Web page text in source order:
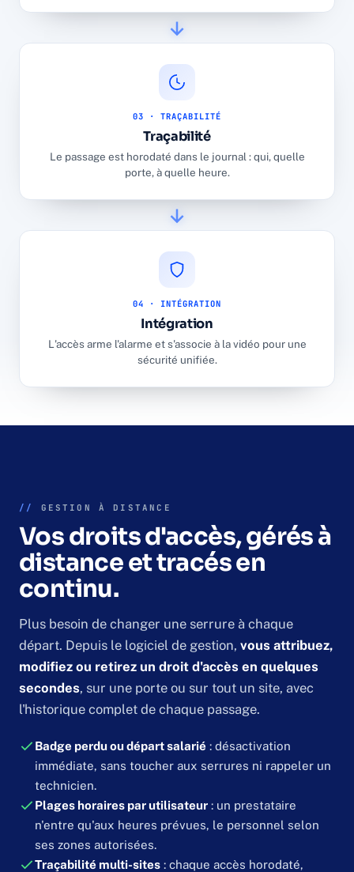
03 · TRAÇABILITÉ
Traçabilité
Le passage est horodaté dans le journal : qui, quelle
porte, à quelle heure.
04 · INTÉGRATION
Intégration
L'accès arme l'alarme et s'associe à la vidéo pour une
sécurité unifiée.
// GESTION À DISTANCE
Vos droits d'accès, gérés à
distance et tracés en
continu.
Plus besoin de changer une serrure à chaque
départ. Depuis le logiciel de gestion, vous attribuez,
modifiez ou retirez un droit d'accès en quelques
secondes, sur une porte ou sur tout un site, avec
l'historique complet de chaque passage.
Badge perdu ou départ salarié : désactivation
immédiate, sans toucher aux serrures ni rappeler un
technicien.
Plages horaires par utilisateur : un prestataire
n'entre qu'aux heures prévues, le personnel selon
ses zones autorisées.
Traçabilité multi-sites : chaque accès horodaté,